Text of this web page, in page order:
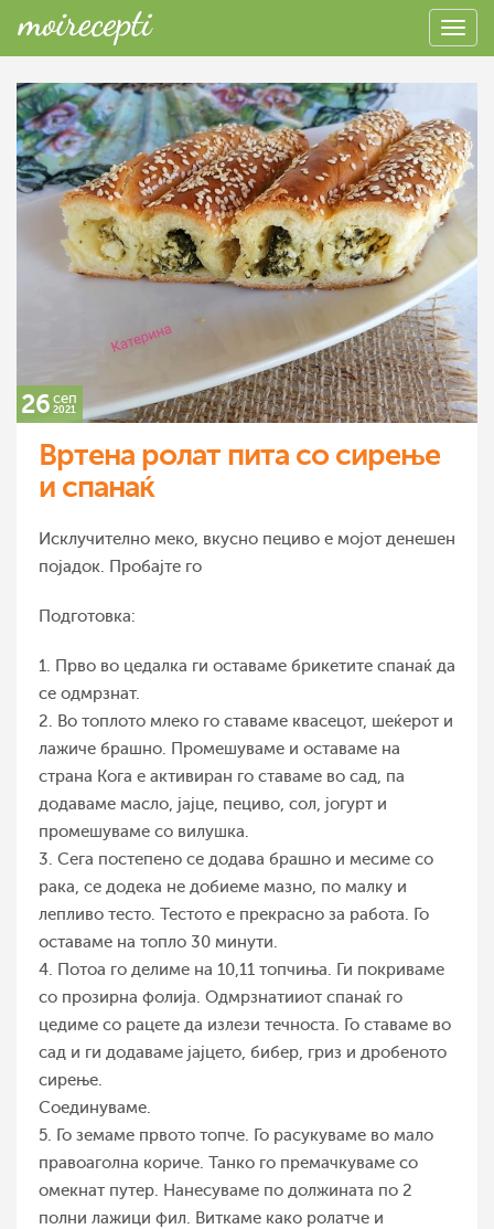
26 сеп
2021
Вртена ролат пита со сирење
и спанаќ
Исклучително меко, вкусно пециво е мојот денешен
појадок. Пробајте го
Подготовка:
1. Прво во цедалка ги оставаме брикетите спанаќ да
се одмрзнат.
2. Во топлото млеко го ставаме квасецот, шеќерот и
лажиче брашно. Промешуваме и оставаме на
страна Кога е активиран го ставаме во сад, па
додаваме масло, јајце, пециво, сол, јогурт и
промешуваме со вилушка.
3. Сега постепено се додава брашно и месиме со
рака, се додека не добиеме мазно, по малку и
лепливо тесто. Тестото е прекрасно за работа. Го
оставаме на топло 30 минути.
4. Потоа го делиме на 10,11 топчиња. Ги покриваме
со прозирна фолија. Одмрзнатииот спанаќ го
цедиме со рацете да излези течноста. Го ставаме во
сад и ги додаваме јајцето, бибер, гриз и дробеното
сирење.
Соединуваме.
5. Го земаме првото топче. Го расукуваме во мало
правоаголна кориче. Танко го премачкуваме со
омекнат путер. Нанесуваме по должината по 2
полни лажици фил. Виткаме како ролатче и